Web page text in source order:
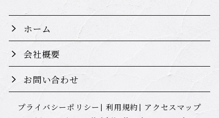
ホーム
会社概要
お問い合わせ
プライバシーポリシー 利用規約 アクセスマップ